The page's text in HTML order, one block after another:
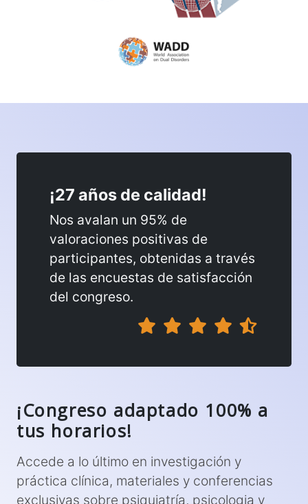
¡27 años de calidad!
Nos avalan un 95% de
valoraciones positivas de
participantes, obtenidas a través
de las encuestas de satisfacción
del congreso.
¡Congreso adaptado 100% a
tus horarios!
Accede a lo último en investigación y
práctica clínica, materiales y conferencias
exclusivas sobre psiquiatría, psicologia y